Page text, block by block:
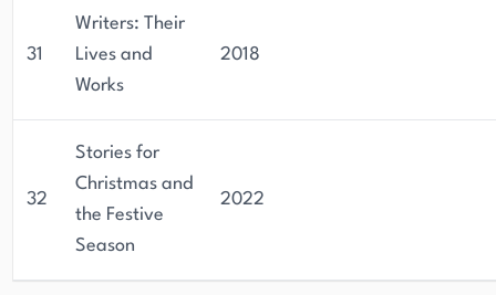
31
Writers: Their
Lives and
Works
2018
32
Stories for
Christmas and
the Festive
Season
2022